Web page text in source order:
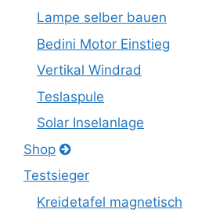
Lampe selber bauen
Bedini Motor Einstieg
Vertikal Windrad
Teslaspule
Solar Inselanlage
Shop
Testsieger
Kreidetafel magnetisch